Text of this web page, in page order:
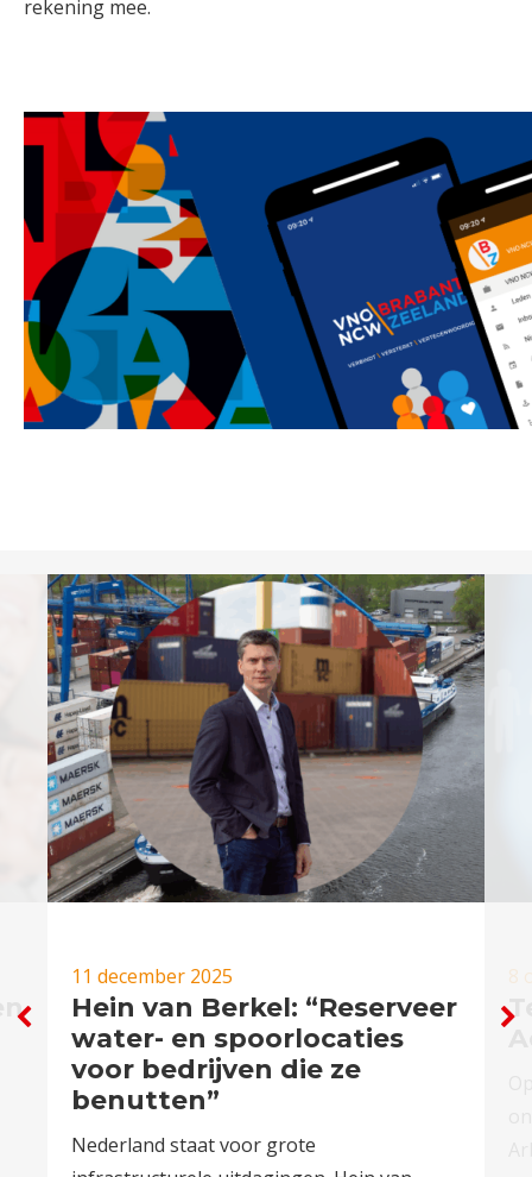
rekening mee.
11 december 2025
Hein van Berkel: “Reserveer
water- en spoorlocaties
voor bedrijven die ze
benutten”
Nederland staat voor grote
8